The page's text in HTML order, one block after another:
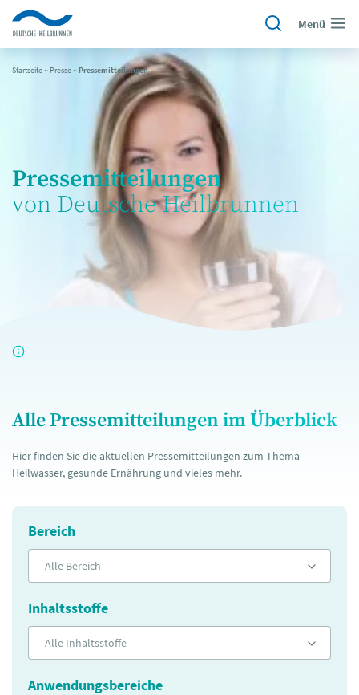
Menü
Startseite~ Presse~Pressemitteilungen
Pressemitteilungen
von Deutsche Heilbrunnen
Alle Pressemitteilungen im Überblick
Hier finden Sie die aktuellen Pressemitteilungen zum Thema
Heilwasser, gesunde Ernährung und vieles mehr.
Bereich
Alle Bereich
Inhaltsstoffe
Alle Inhaltsstoffe
Anwendungsbereiche